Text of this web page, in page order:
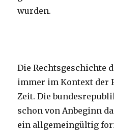
wurden.
Die Rechtsgeschichte
immer im Kontext der
Zeit. Die
schon von Anbeginn
ein allgemeingültig